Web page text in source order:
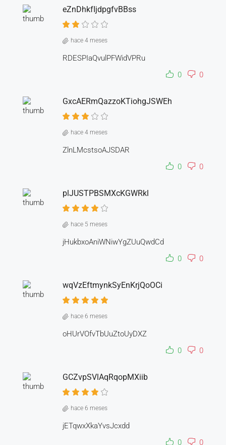
eZnDhkfIjdpgfvBBss
hace 4 meses
RDESPIaQvulPFWidVPRu
0
0
GxcAERmQazzoKTiohgJSWEh
hace 4 meses
ZlnLMcstsoAJSDAR
0
0
plJUSTPBSMXcKGWRkl
hace 5 meses
jHukbxoAniWNiwYgZUuQwdCd
0
0
wqVzEftmynkSyEnKrjQoOCi
hace 6 meses
oHUrVOfvTbUuZtoUyDXZ
0
0
GCZvpSVlAqRqopMXiib
hace 6 meses
jETqwxXkaYvsJcxdd
0
0